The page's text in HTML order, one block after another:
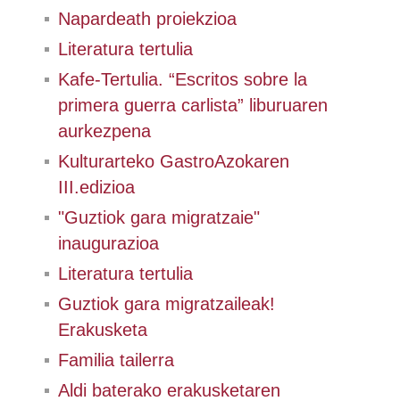
Napardeath proiekzioa
Literatura tertulia
Kafe-Tertulia. “Escritos sobre la
primera guerra carlista” liburuaren
aurkezpena
Kulturarteko GastroAzokaren
III.edizioa
"Guztiok gara migratzaie"
inaugurazioa
Literatura tertulia
Guztiok gara migratzaileak!
Erakusketa
Familia tailerra
Aldi baterako erakusketaren